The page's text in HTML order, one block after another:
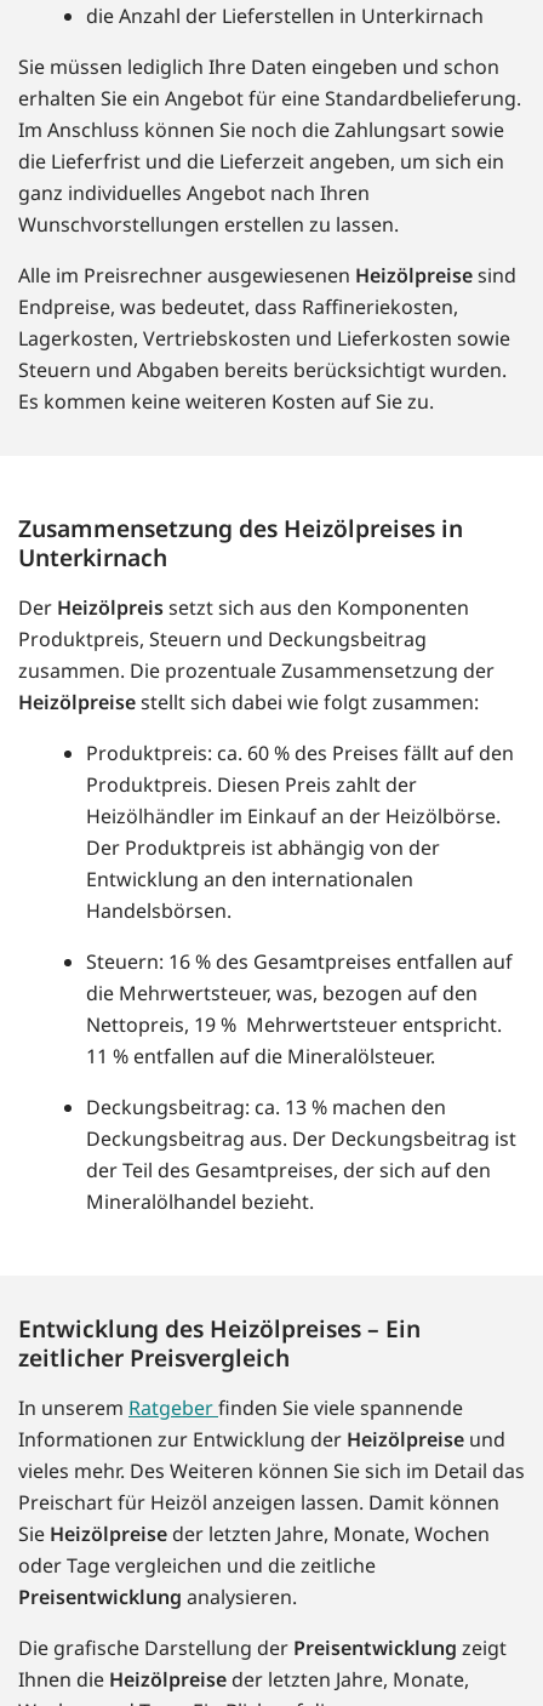
die Anzahl der Lieferstellen in Unterkirnach
Sie müssen lediglich Ihre Daten eingeben und schon
erhalten Sie ein Angebot für eine Standardbelieferung.
Im Anschluss können Sie noch die Zahlungsart sowie
die Lieferfrist und die Lieferzeit angeben, um sich ein
ganz individuelles Angebot nach Ihren
Wunschvorstellungen erstellen zu lassen.
Alle im Preisrechner ausgewiesenen Heizölpreisesind
Endpreise, was bedeutet, dass Raffineriekosten,
Lagerkosten, Vertriebskosten und Lieferkosten sowie
Steuern und Abgaben bereits berücksichtigt wurden.
Es kommen keine weiteren Kosten auf Sie zu.
Zusammensetzung des Heizölpreises in
Unterkirnach
Der Heizölpreissetzt sich aus den Komponenten
Produktpreis, Steuern und Deckungsbeitrag
zusammen. Die prozentuale Zusammensetzung der
Heizölpreisestellt sich dabei wie folgt zusammen:
Produktpreis: ca. 60 % des Preises fällt auf den
Produktpreis. Diesen Preis zahlt der
Heizölhändler im Einkauf an der Heizölbörse.
Der Produktpreis ist abhängig von der
Entwicklung an den internationalen
Handelsbörsen.
Steuern: 16 % des Gesamtpreises entfallen auf
die Mehrwertsteuer, was, bezogen auf den
Nettopreis, 19 % Mehrwertsteuer entspricht.
11 % entfallen auf die Mineralölsteuer.
Deckungsbeitrag: ca. 13 % machen den
Deckungsbeitrag aus. Der Deckungsbeitrag ist
der Teil des Gesamtpreises, der sich auf den
Mineralölhandel bezieht.
Entwicklung des Heizölpreises – Ein
zeitlicher Preisvergleich
In unserem Ratgeberfinden Sie viele spannende
Informationen zur Entwicklung der Heizölpreise und
vieles mehr. Des Weiteren können Sie sich im Detail das
Preischart für Heizöl anzeigen lassen. Damit können
Sie Heizölpreise der letzten Jahre, Monate, Wochen
oder Tage vergleichen und die zeitliche
Preisentwicklung analysieren.
Die grafische Darstellung der Preisentwicklung zeigt
Ihnen die Heizölpreise der letzten Jahre, Monate,